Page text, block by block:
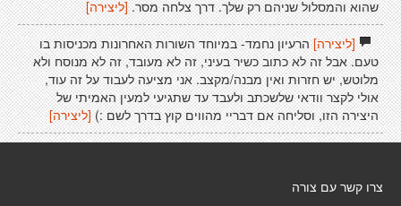
שהוא והמסלול שניהם רק שלך. דרך צלחה מסר. [ליצירה]
[ליצירה]הרעיון נחמד- במיוחד השורות האחרונות מכניסות בו
טעם. אבל זה לא כתוב כשיר בעיני, זה לא מעובד, זה לא מנוסח ולא
מלוטש, יש חזרות ואין מבנה/מקצב. אני מציעה לעבוד על זה עוד,
אולי לקצר וודאי שלשכתב ולעבד עד שתגיעי למעין האמיתי של
היצירה הזו, וסליחה אם דבריי מהווים קוץ בדרך לשם :) [ליצירה]
צרו קשר עם צורה